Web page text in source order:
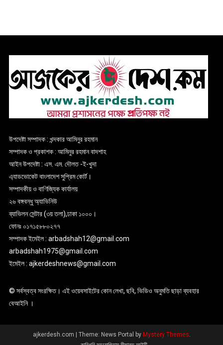
উপদেষ্টা সম্পাদক : খন্দকার আমিনুর রহমান
সম্পাদক ও প্রকাশক : আমিনুর রহমান বাদশাহ
আইন উপদেষ্টা : এস. এম. দৌলত -ই-খুদা
এ্যাডভোকেট বাংলাদেশ সুপ্রিম কোর্ট।
সম্পাদকীয় ও বাণিজ্যিক কার্যালয়
২৬ বঙ্গবন্ধু অ্যাভিনিউ
ব্যাভিলন সেন্টার (৩য় তলা),ঢাকা ১০০০।
ফোনঃ ০১৭১৫৮৮০২৭৭
সম্পাদক ইমেইল : arbadshah12@gmail.com
arbadshah1975@gmail.com
ইমেইল : ajkerdeshnews@gmail.com
© সর্বস্বত্ব সংরক্ষিত। এই ওয়েবসাইটের কোন লেখা, ছবি, ভিডিও অনুমতি ছাড়া ব্যবহার
বেআইনি ।
ajkerdesh.com Theme: News Portal by Mystery Themes.